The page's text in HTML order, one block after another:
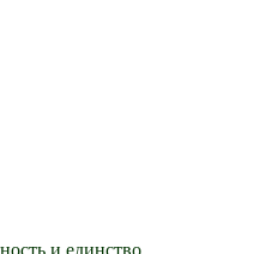
и единство.